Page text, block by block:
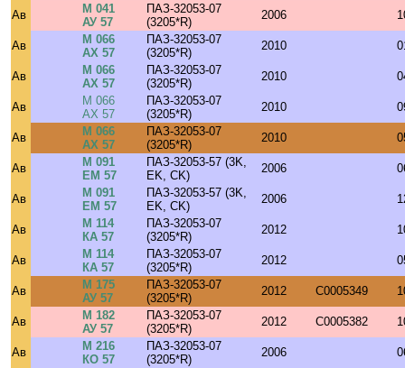
Ав
М 041
АУ 57
ПАЗ-32053-07
(3205*R)
2006
Ав
М 066
АХ 57
ПАЗ-32053-07
(3205*R)
2010
Ав
М 066
АХ 57
ПАЗ-32053-07
(3205*R)
2010
Ав
М 066
АХ 57
ПАЗ-32053-07
(3205*R)
2010
Ав
М 066
АХ 57
ПАЗ-32053-07
(3205*R)
2010
Ав
М 091
ЕМ 57
ПАЗ-32053-57 (3K,
EK, CK)
2006
Ав
М 091
ЕМ 57
ПАЗ-32053-57 (3K,
EK, CK)
2006
Ав
М 114
КА 57
ПАЗ-32053-07
(3205*R)
2012
Ав
М 114
КА 57
ПАЗ-32053-07
(3205*R)
2012
Ав
М 175
АУ 57
ПАЗ-32053-07
(3205*R)
2012 C0005349
Ав
М 182
АУ 57
ПАЗ-32053-07
(3205*R)
2012 C0005382
Ав
М 216
КО 57
ПАЗ-32053-07
(3205*R)
2006